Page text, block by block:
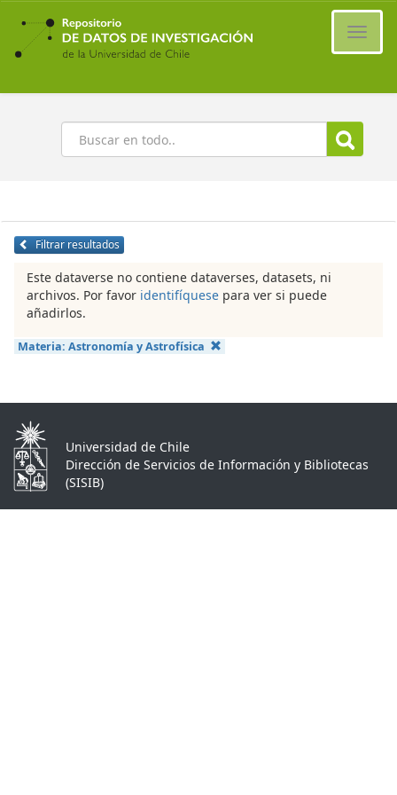
Ir
contenido
principal
Buscar
Filtrar resultados
Este dataverse no contiene dataverses, datasets, ni
archivos. Por favor identifíquese para ver si puede
añadirlos.
Materia: Astronomía y Astrofísica
Universidad de Chile
Dirección de Servicios de Información y Bibliotecas
(SISIB)